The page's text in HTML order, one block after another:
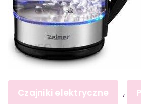
Czajniki elektryczne ,